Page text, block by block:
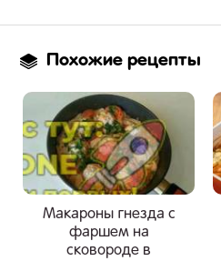
Похожие рецепты
Макароны гнезда с
фаршем на
сковороде в